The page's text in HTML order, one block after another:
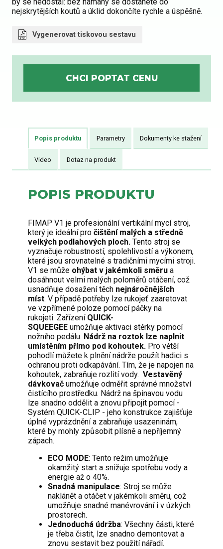
nejskrytějších koutů a úklid dokončíte rychle a úspěšně.
Vygenerovat tiskovou sestavu
Popis produktu Parametry Dokumenty ke stažení
Video Dotaz na produkt
POPIS PRODUKTU
FIMAP V1 je profesionální vertikální mycí stroj,
který je ideální pro čištění malých a středně
velkých podlahových ploch. Tento stroj se
vyznačuje robustností, spolehlivostí a výkonem,
které jsou srovnatelné s tradičními mycími stroji.
V1 se může ohýbat v jakémkoli směru a
dosáhnout velmi malých poloměrů otáčení, což
usnadňuje dosažení těch nejnáročnějších
míst. V případě potřeby lze rukojeť zaaretovat
ve vzpřímené poloze pomocí páčky na
rukojeti. Zařízení QUICK-
SQUEEGEE umožňuje aktivaci stěrky pomocí
nožního pedálu. Nádrž na roztok lze naplnit
umístěním přímo pod kohoutek. Pro větší
pohodlí můžete k plnění nádrže použít hadici s
ochranou proti odkapávání. Tím, že je napojen na
kohoutek, zabraňuje rozlití vody. Vestavěný
dávkovač umožňuje odměřit správné množství
čistícího prostředku. Nádrž na špinavou vodu
lze snadno oddělit a znovu připojit pomocí -
Systém QUICK-CLIP - jeho konstrukce zajišťuje
úplné vyprázdnění a zabraňuje usazeninám,
které by mohly způsobit plísně a nepříjemný
zápach.
ECO MODE: Tento režim umožňuje
okamžitý start a snižuje spotřebu vody a
energie až o 40%.
Snadná manipulace: Stroj se může
naklánět a otáčet v jakémkoli směru, což
umožňuje snadné manévrování i v úzkých
prostorech.
Jednoduchá údržba: Všechny části, které
je třeba čistit, lze snadno demontovat a
znovu sestavit bez použití nářadí.